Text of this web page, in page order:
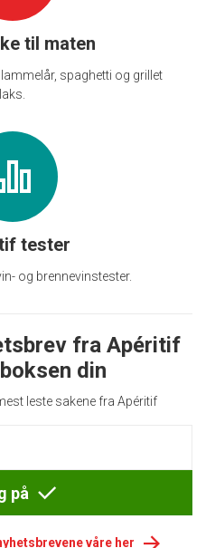
til maten
spaghetti og grillet
laks.
tester
og brennevinstester.
fra Apéritif
din
leste sakene fra Apéritif
på
våre her